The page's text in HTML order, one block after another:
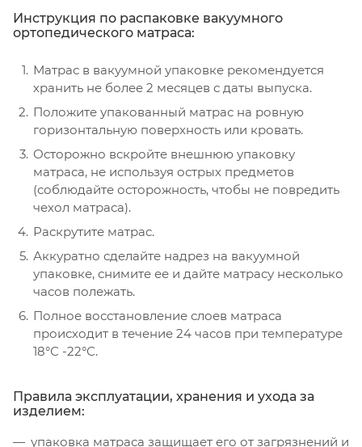
Инструкция по распаковке вакуумного
ортопедического матраса:
Матрас в вакуумной упаковке рекомендуется
хранить не более 2 месяцев с даты выпуска.
Положите упакованный матрас на ровную
горизонтальную поверхность или кровать.
Осторожно вскройте внешнюю упаковку
матраса, не используя острых предметов
(соблюдайте осторожность, чтобы не повредить
чехол матраса).
Раскрутите матрас.
Аккуратно сделайте надрез на вакуумной
упаковке, снимите ее и дайте матрасу несколько
часов полежать.
Полное восстановление слоев матраса
происходит в течение 24 часов при температуре
18°С -22°С.
Правила эксплуатации, хранения и ухода за
изделием:
упаковка матраса защищает его от загрязнений и